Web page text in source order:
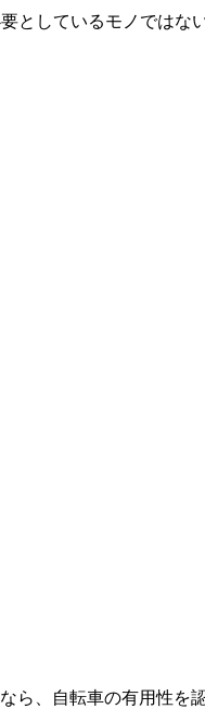
しているモノではな
ら、自転車の有用性を